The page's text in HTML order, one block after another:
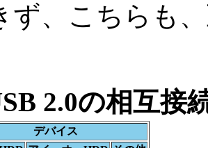
ず、こちらも
2.0の相互接
デバイス